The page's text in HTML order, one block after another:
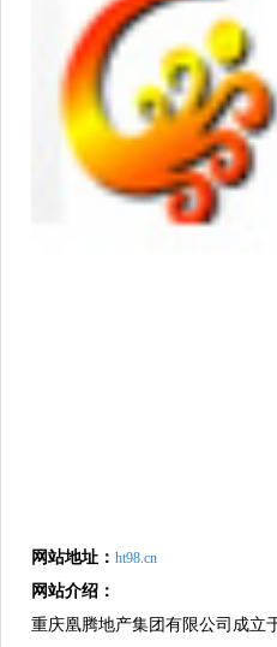
网站地址： ht98.cn
网站介绍：
重庆凰腾地产集团有限公司成立